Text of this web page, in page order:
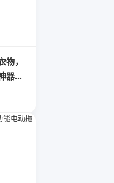
，
器，